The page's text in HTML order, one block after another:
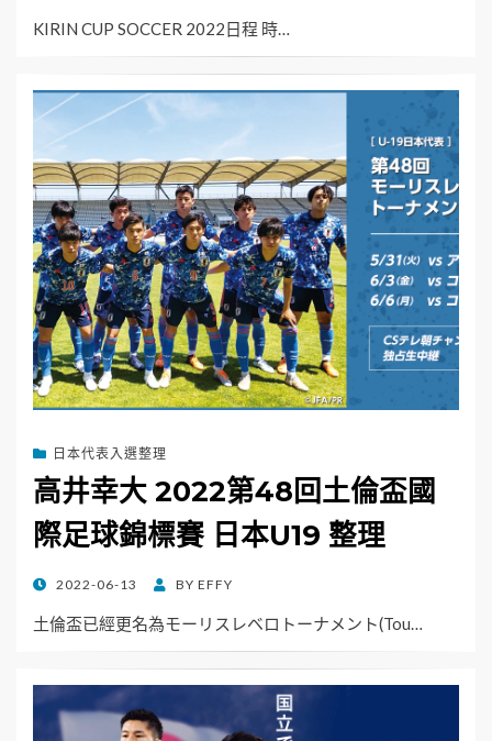
KIRIN CUP SOCCER 2022日程 時…
日本代表入選整理
高井幸大 2022第48回土倫盃國
際足球錦標賽 日本U19 整理
POSTED
2022-06-13 BY EFFY
土倫盃已經更名為モーリスレベロトーナメント(Tou…